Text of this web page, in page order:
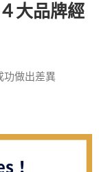
大品牌經
功做出差異